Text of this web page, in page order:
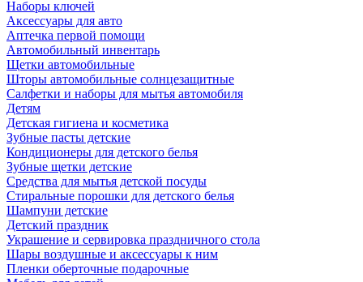
Наборы ключей
Аксессуары для авто
Аптечка первой помощи
Автомобильный инвентарь
Щетки автомобильные
Шторы автомобильные солнцезащитные
Салфетки и наборы для мытья автомобиля
Детям
Детская гигиена и косметика
Зубные пасты детские
Кондиционеры для детского белья
Зубные щетки детские
Средства для мытья детской посуды
Стиральные порошки для детского белья
Шампуни детские
Детский праздник
Украшение и сервировка праздничного стола
Шары воздушные и аксессуары к ним
Пленки оберточные подарочные